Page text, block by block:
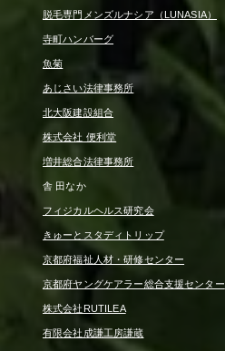
脱毛専門メンズルナシア（LUNASIA）
寺町ハンバーグ
魚菊
あじさい法律事務所
北大阪建設組合
株式会社 便利堂
増井総合法律事務所
舎 田なか
フィジカルヘルス研究会
きゅーとスタディトリップ
京都府福祉人材・研修センター
京都府ヤングケアラー総合支援センター
株式会社RUTILEA
有限会社成謙工房謙蔵